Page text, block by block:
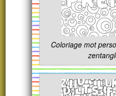
Coloriage mot